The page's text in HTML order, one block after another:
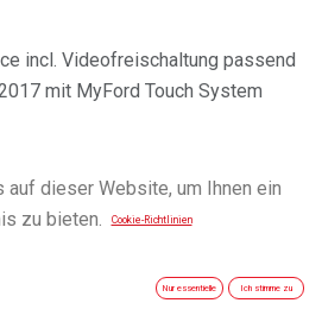
incl. Videofreischaltung passend
mit MyFord Touch System
auf dieser Website, um Ihnen ein
zu bieten.
Cookie-Richtlinien
Nur essentielle Ich stimme zu